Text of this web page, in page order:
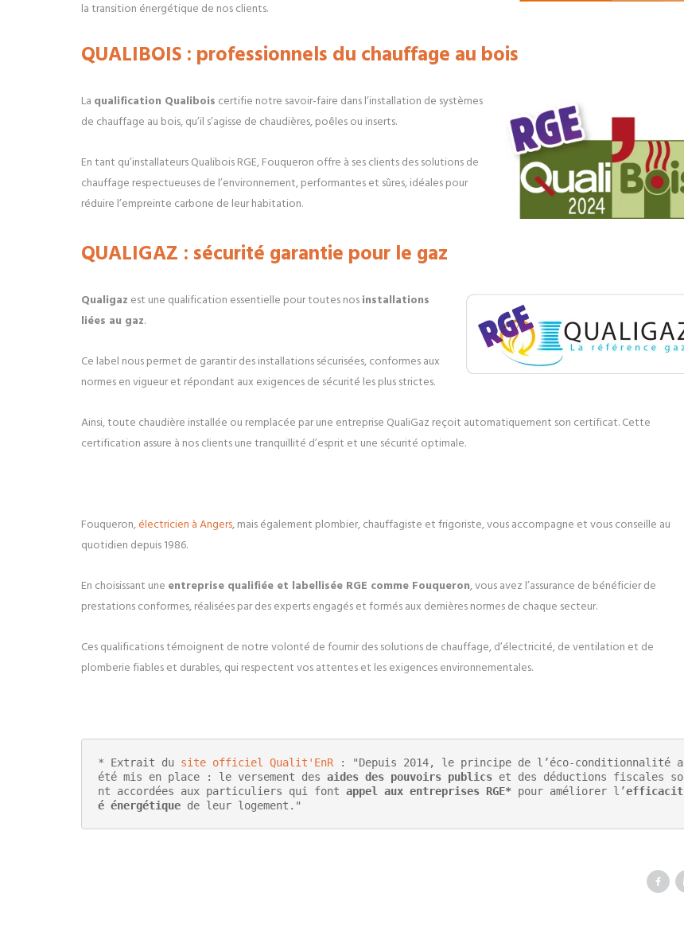
la transition énergétique de nos clients.
QUALIBOIS : professionnels du chauffage au bois
La qualification Qualibois certifie notre savoir-faire dans l’installation de systèmes
de chauffage au bois, qu’il s’agisse de chaudières, poêles ou inserts.
En tant qu’installateurs Qualibois RGE, Fouqueron offre à ses clients des solutions de
chauffage respectueuses de l’environnement, performantes et sûres, idéales pour
réduire l’empreinte carbone de leur habitation.
QUALIGAZ : sécurité garantie pour le gaz
Qualigaz est une qualification essentielle pour toutes nos installations
liées au gaz.
Ce label nous permet de garantir des installations sécurisées, conformes aux
normes en vigueur et répondant aux exigences de sécurité les plus strictes.
Ainsi, toute chaudière installée ou remplacée par une entreprise QualiGaz reçoit automatiquement son certificat. Cette
certification assure à nos clients une tranquillité d’esprit et une sécurité optimale.
Fouqueron, électricien à Angers, mais également plombier, chauffagiste et frigoriste, vous accompagne et vous conseille au
quotidien depuis 1986.
En choisissant une entreprise qualifiée et labellisée RGE comme Fouqueron, vous avez l’assurance de bénéficier de
prestations conformes, réalisées par des experts engagés et formés aux dernières normes de chaque secteur.
Ces qualifications témoignent de notre volonté de fournir des solutions de chauffage, d’électricité, de ventilation et de
plomberie fiables et durables, qui respectent vos attentes et les exigences environnementales.
* Extrait du site officiel Qualit'EnR : "Depuis 2014, le principe de l’éco-conditionnalité a
été mis en place : le versement des aides des pouvoirs publics et des déductions fiscales so
nt accordées aux particuliers qui font appel aux entreprises RGE* pour améliorer l’efficacit
é énergétique de leur logement."